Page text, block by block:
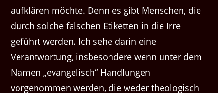
aufklären möchte. Denn es gibt Menschen, die
durch solche falschen Etiketten in die Irre
geführt werden. Ich sehe darin eine
Verantwortung, insbesondere wenn unter dem
Namen „evangelisch“ Handlungen
vorgenommen werden, die weder theologisch